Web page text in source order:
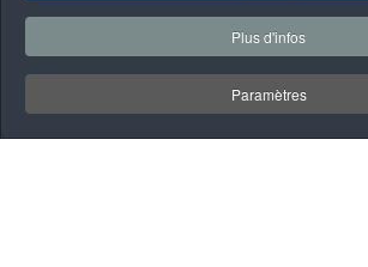
Plus d'infos
Paramètres